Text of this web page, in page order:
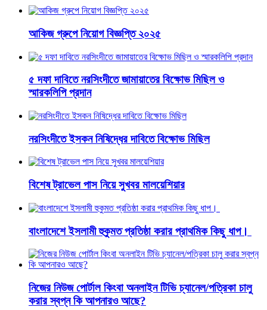
আকিজ গ্রুপে নিয়োগ বিজ্ঞপ্তি ২০২৫
৫ দফা দাবিতে নরসিংদীতে জামায়াতের বিক্ষোভ মিছিল ও
স্মারকলিপি প্রদান
নরসিংদীতে ইসকন নিষিদ্ধের দাবিতে বিক্ষোভ মিছিল
বিশেষ ট্রাভেল পাস নিয়ে সুখবর মালয়েশিয়ার
বাংলাদেশে ইসলামী হুকুমত প্রতিষ্ঠা করার প্রাথমিক কিছু ধাপ।
নিজের নিউজ পোর্টাল কিংবা অনলাইন টিভি চ্যানেল/পত্রিকা চালু
করার স্বপ্ন কি আপনারও আছে?